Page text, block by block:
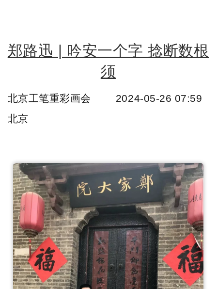
郑路迅 | 吟安一个字 捻断数根
须
北京工笔重彩画会
2024-05-26 07:59
北京